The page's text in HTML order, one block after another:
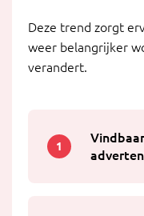
Deze trend zorgt
weer belangrijker
verandert.
1